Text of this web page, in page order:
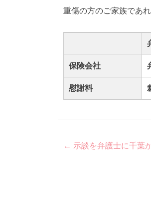
重傷の方のご家族であ
保険会社
慰謝料
Post
← 示談を弁護士に千葉